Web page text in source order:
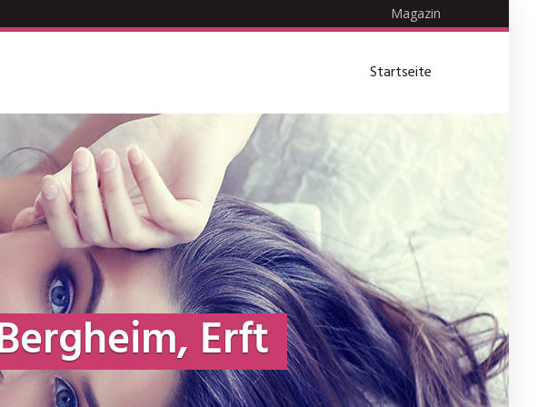
Magazin
Startseite
Erft